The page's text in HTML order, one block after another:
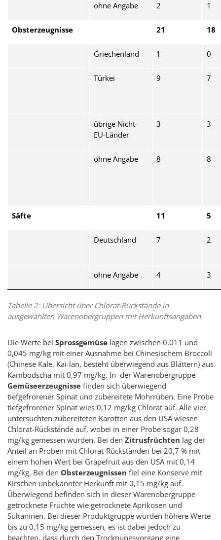
ohne Angabe 2 1
Obsterzeugnisse 21 18
Griechenland 1 0
Türkei 9 7
übrige Nicht-
EU-Länder
3 3
ohne Angabe 8 8
Säfte 11 5
Deutschland 7 2
ohne Angabe 4 3
Tabelle 2: Übersicht über Chlorat-Rückstände in
ausgewählten Warenobergruppen mit Herkunftsangaben.
Die Werte bei Sprossgemüse lagen zwischen 0,011 und
0,045 mg/kg mit einer Ausnahme bei Chinesischem Broccoli
(Chinese Kale, Kai-lan, besteht überwiegend aus Blättern) aus
Kambodscha mit 0,97 mg/kg. In der Warenobergruppe
Gemüseerzeugnisse finden sich überwiegend
tiefgefrorener Spinat und zubereitete Mohrrüben. Eine Probe
tiefgefrorener Spinat wies 0,12 mg/kg Chlorat auf. Alle vier
untersuchten zubereiteten Karotten aus den USA wiesen
Chlorat-Rückstände auf, wobei in einer Probe sogar 0,28
mg/kg gemessen wurden. Bei den Zitrusfrüchten lag der
Anteil an Proben mit Chlorat-Rückständen bei 20,7 % mit
einem hohen Wert bei Grapefruit aus den USA mit 0,14
mg/kg. Bei den Obsterzeugnissen fiel eine Konserve mit
Kirschen unbekannter Herkunft mit 0,15 mg/kg auf.
Überwiegend befinden sich in dieser Warenobergruppe
getrocknete Früchte wie getrocknete Aprikosen und
Sultaninen. Bei dieser Produktgruppe wurden höhere Werte
bis zu 0,15 mg/kg gemessen, es ist dabei jedoch zu
beachten, dass durch den Trocknungsvorgang eine